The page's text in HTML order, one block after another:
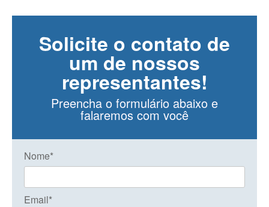
Solicite o contato de
um de nossos
representantes!
Preencha o formulário abaixo e
falaremos com você
Nome*
Email*